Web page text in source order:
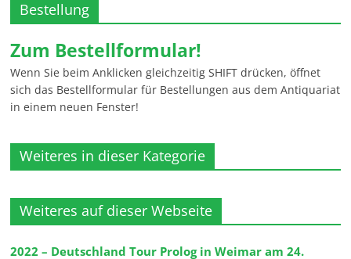
Bestellung
Zum Bestellformular!
Wenn Sie beim Anklicken gleichzeitig SHIFT drücken, öffnet
sich das Bestellformular für Bestellungen aus dem Antiquariat
in einem neuen Fenster!
Weiteres in dieser Kategorie
Weiteres auf dieser Webseite
2022 – Deutschland Tour Prolog in Weimar am 24.